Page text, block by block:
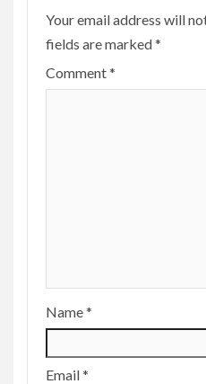
Your email address will
fields are marked*
Comment*
Name*
Email*